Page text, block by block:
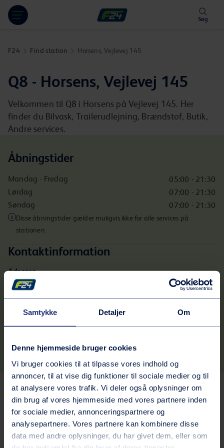
Samtykke Detaljer Om
Denne hjemmeside bruger cookies
Vi bruger cookies til at tilpasse vores indhold og
annoncer, til at vise dig funktioner til sociale medier og til
at analysere vores trafik. Vi deler også oplysninger om
din brug af vores hjemmeside med vores partnere inden
for sociale medier, annonceringspartnere og
analysepartnere. Vores partnere kan kombinere disse
data med andre oplysninger, du har givet dem, eller som
Hoppa över länk
Søg
F24 Find station Horsens, Vejlevej 145
Q8 - Horsens, Vejlevej 145
Velkommen til Q8 i Horsens på Vejlevej 145. Her
finder du Bilvask, Trailerudlejning, Brændstof, Butik,
Andre services.
Åbningstider
Mandag - Fredag
05:00 - 21:30
Lørdag
07:00 - 21:30
Søndag
07:00 - 21:30
Disse åbningstider gælder muligvis ikke for alle services på
stationen.
Kontaktinformation
Adresse
Vejlevej 145
Rutebeskrivelse
Telefonnummer
Tjenester på stationen
Bilvask
Inkluderede services